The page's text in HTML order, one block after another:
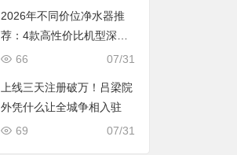
2026年不同价位净水器推
荐：4款高性价比机型深度
对比，照着买不踩坑
07/31
66
上线三天注册破万！吕梁院
外凭什么让全城争相入驻
07/31
69